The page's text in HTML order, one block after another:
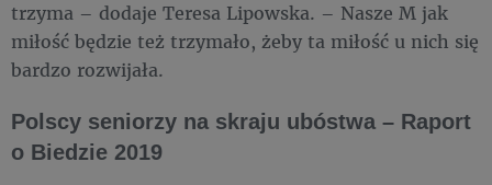
trzyma – dodaje Teresa Lipowska. – Nasze M jak
miłość będzie też trzymało, żeby ta miłość u nich się
bardzo rozwijała.
Polscy seniorzy na skraju ubóstwa – Raport
o Biedzie 2019